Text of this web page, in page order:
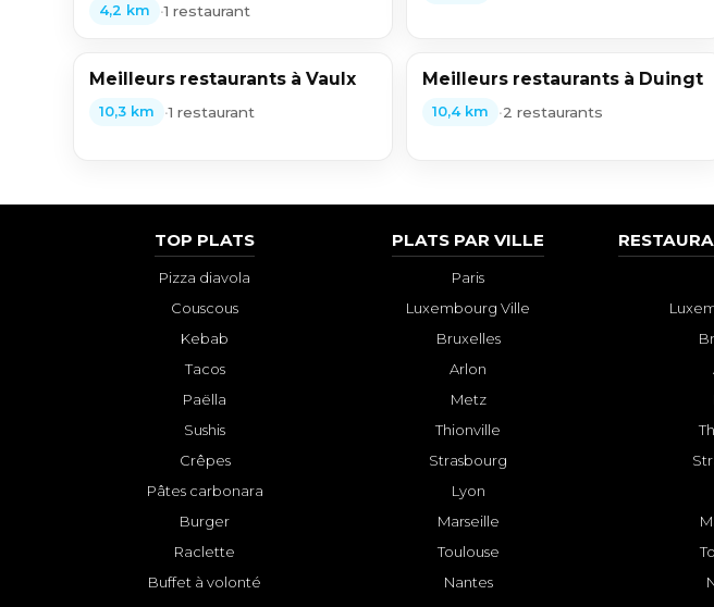
4,2 km •1 restaurant
Meilleurs restaurants à Vaulx
10,3 km •1 restaurant
Meilleurs restaurants à Duingt
10,4 km •2 restaurants
TOP PLATS
Pizza diavola
Couscous
Kebab
Tacos
Paëlla
Sushis
Crêpes
Pâtes carbonara
Burger
Raclette
Buffet à volonté
PLATS PAR VILLE
Paris
Luxembourg Ville
Bruxelles
Arlon
Metz
Thionville
Strasbourg
Lyon
Marseille
Toulouse
Nantes